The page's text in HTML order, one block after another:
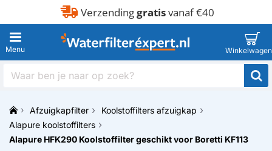
Verzendinggratisvanaf €40
Waar
naar
op
zoek?
h
m
Afzuigkapfilter
Koolstoffilters afzuigkap
Alapure koolstoffilters
Alapure HFK290 Koolstoffilter geschikt voor Boretti KF113